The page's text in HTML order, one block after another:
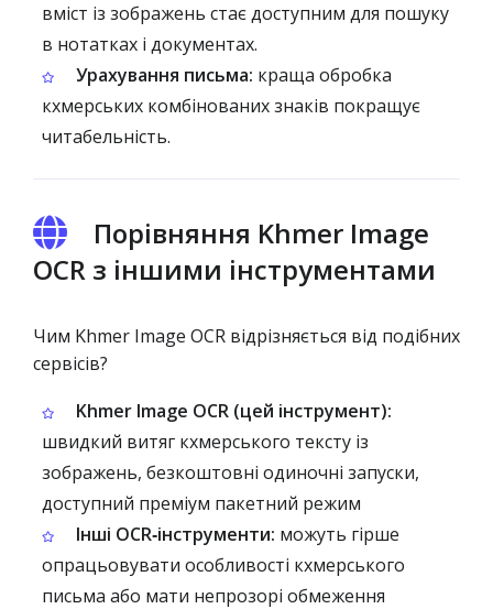
вміст із зображень стає доступним для пошуку
в нотатках і документах.
Урахування письма: краща обробка
кхмерських комбінованих знаків покращує
читабельність.
Порівняння Khmer Image
OCR з іншими інструментами
Чим Khmer Image OCR відрізняється від подібних
сервісів?
Khmer Image OCR (цей інструмент):
швидкий витяг кхмерського тексту із
зображень, безкоштовні одиночні запуски,
доступний преміум пакетний режим
Інші OCR‑інструменти: можуть гірше
опрацьовувати особливості кхмерського
письма або мати непрозорі обмеження